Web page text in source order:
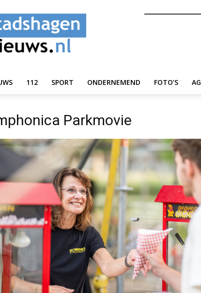
StadshagenNieuws.nl
112 SPORT ONDERNEMEND FOTO’S
Parkmovie